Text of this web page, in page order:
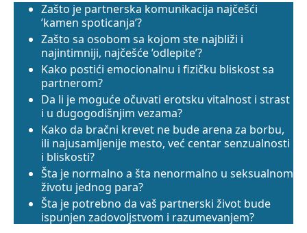
Zašto je partnerska komunikacija najčešći
’kamen spoticanja’?
Zašto sa osobom sa kojom ste najbliži i
najintimniji, najčešće ’odlepite’?
Kako postići emocionalnu i fizičku bliskost sa
partnerom?
Da li je moguće očuvati erotsku vitalnost i strast
i u dugogodišnjim vezama?
Kako da bračni krevet ne bude arena za borbu,
ili najusamljenije mesto, već centar senzualnosti
i bliskosti?
Šta je normalno a šta nenormalno u seksualnom
životu jednog para?
Šta je potrebno da vaš partnerski život bude
ispunjen zadovoljstvom i razumevanjem?